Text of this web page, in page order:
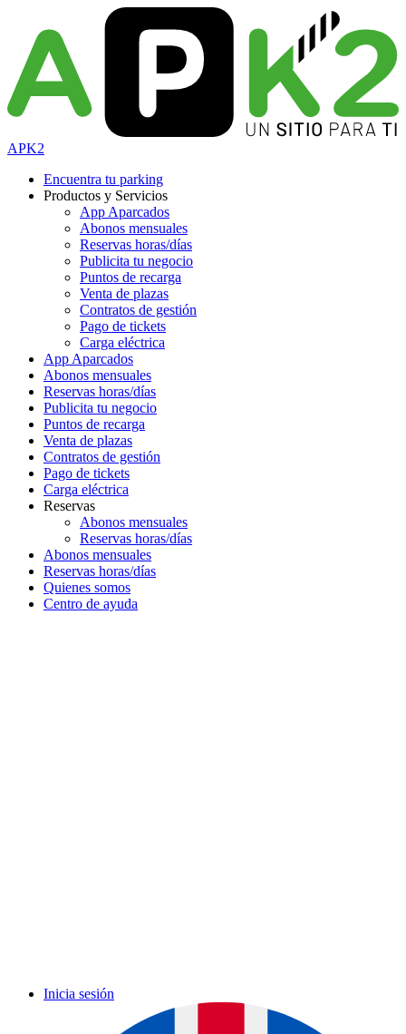
APK2
Encuentra tu parking
Productos y Servicios
App Aparcados
Abonos mensuales
Reservas horas/días
Publicita tu negocio
Puntos de recarga
Venta de plazas
Contratos de gestión
Pago de tickets
Carga eléctrica
App Aparcados
Abonos mensuales
Reservas horas/días
Publicita tu negocio
Puntos de recarga
Venta de plazas
Contratos de gestión
Pago de tickets
Carga eléctrica
Reservas
Abonos mensuales
Reservas horas/días
Abonos mensuales
Reservas horas/días
Quienes somos
Centro de ayuda
Inicia sesión